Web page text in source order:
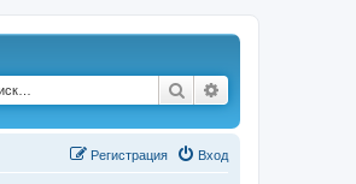
Поиск
Вход
Регистрация